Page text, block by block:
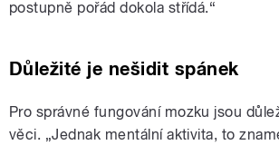
postupně pořád dokola střídá.“
Důležité je nešidit spánek
Pro správné fungování mozku jsou
věci. „Jednak mentální aktivita, to